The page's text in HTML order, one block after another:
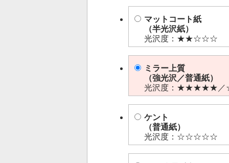
マットコート紙
（半光沢紙）
光沢度：★★☆☆☆
ミラー上質
（強光沢／普通紙）
光沢度：★★★★★
ケント
（普通紙）
光沢度：☆☆☆☆☆